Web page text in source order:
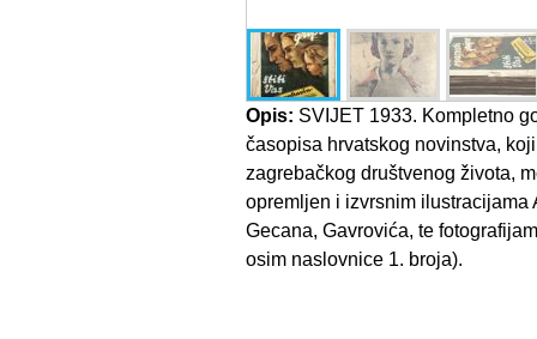
Opis: SVIJET 1933. Kompletno
časopisa hrvatskog novinstva,
zagrebačkog društvenog života,
opremljen i izvrsnim ilustracijama
Gecana, Gavrovića, te
osim naslovnice 1. broja).